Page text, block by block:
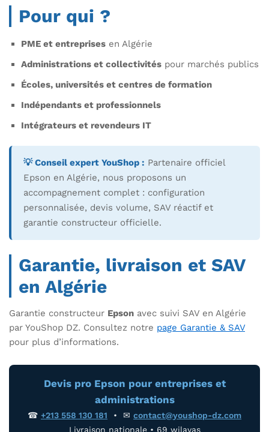
Pour qui ?
PME et entreprises en Algérie
Administrations et collectivités pour marchés publics
Écoles, universités et centres de formation
Indépendants et professionnels
Intégrateurs et revendeurs IT
💡 Conseil expert YouShop : Partenaire officiel
Epson en Algérie, nous proposons un
accompagnement complet : configuration
personnalisée, devis volume, SAV réactif et
garantie constructeur officielle.
Garantie, livraison et SAV
en Algérie
Garantie constructeur Epson avec suivi SAV en Algérie
par YouShop DZ. Consultez notre page Garantie & SAV
pour plus d’informations.
Devis pro Epson pour entreprises et
administrations
☎ +213 558 130 181 • ✉ contact@youshop-dz.com
Livraison nationale • 69 wilayas